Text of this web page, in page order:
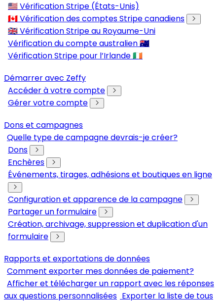
🇺🇸 Vérification Stripe (États-Unis)
🇨🇦 Vérification des comptes Stripe canadiens
🇬🇧 Vérification Stripe au Royaume-Uni
Vérification du compte australien 🇦🇺
Vérification Stripe pour l’Irlande 🇮🇪
Démarrer avec Zeffy
Accéder à votre compte
Gérer votre compte
Dons et campagnes
Quelle type de campagne devrais-je créer?
Dons
Enchères
Événements, tirages, adhésions et boutiques en ligne
Configuration et apparence de la campagne
Partager un formulaire
Création, archivage, suppression et duplication d'un
formulaire
Rapports et exportations de données
Comment exporter mes données de paiement?
Afficher et télécharger un rapport avec les réponses
aux questions personnalisées Exporter la liste de tous